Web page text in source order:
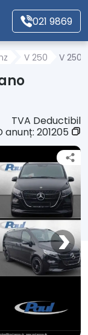
021 9869
V 250 V 250
TVA Deductibil
anunț: 201205